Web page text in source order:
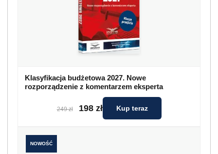
Klasyfikacja budżetowa 2027. Nowe
rozporządzenie z komentarzem eksperta
249 zł 198 zł Kup teraz
NOWOŚĆ